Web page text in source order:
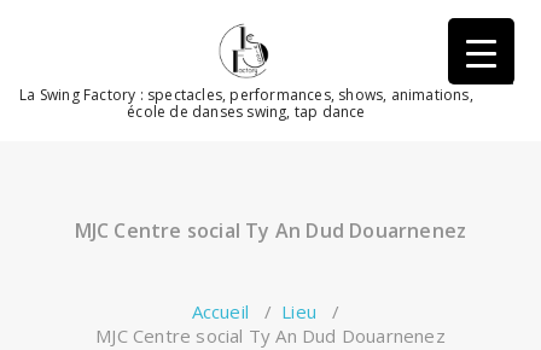
La Swing Factory : spectacles, performances, shows, animations,
école de danses swing, tap dance
MJC Centre social Ty An Dud Douarnenez
Accueil / Lieu /
MJC Centre social Ty An Dud Douarnenez